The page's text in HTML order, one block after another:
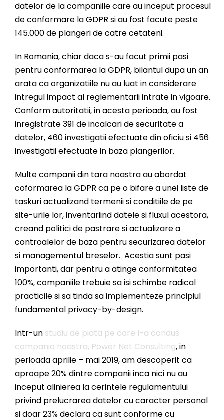
datelor de la companiile care au inceput procesul
de conformare la GDPR si au fost facute peste
145.000 de plangeri de catre cetateni.
In Romania, chiar daca s-au facut primii pasi
pentru conformarea la GDPR, bilantul dupa un an
arata ca organizatiile nu au luat in considerare
intregul impact al reglementarii intrate in vigoare.
Conform autoritatii, in acesta perioada, au fost
inregistrate 391 de incalcari de securitate a
datelor, 460 investigatii efectuate din oficiu si 456
investigatii efectuate in baza plangerilor.
Multe companii din tara noastra au abordat
coformarea la GDPR ca pe o bifare a unei liste de
taskuri actualizand termenii si conditiile de pe
site-urile lor, inventariind datele si fluxul acestora,
creand politici de pastrare si actualizare a
controalelor de baza pentru securizarea datelor
si managementul breselor. Acestia sunt pasi
importanti, dar pentru a atinge conformitatea
100%, companiile trebuie sa isi schimbe radical
practicile si sa tinda sa implementeze principiul
fundamental privacy-by-design.
Intr-un studiu de piata pe care l-a condus
compania noastra, Power Net Consulting, in
perioada aprilie – mai 2019, am descoperit ca
aproape 20% dintre companii inca nici nu au
inceput alinierea la cerintele regulamentului
privind prelucrarea datelor cu caracter personal
si doar 23% declara ca sunt conforme cu